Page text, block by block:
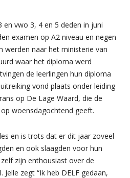
en vwo 3, 4 en 5 deden in juni
examen op A2 niveau en negen
werden naar het ministerie van
waar het diploma werd
de leerlingen hun diploma
vond plaats onder leiding
op De Lage Waard, die de
woensdagochtend geeft.
en is trots dat er dit jaar zoveel
en ook slaagden voor hun
zijn enthousiast over de
zegt “Ik heb DELF gedaan,